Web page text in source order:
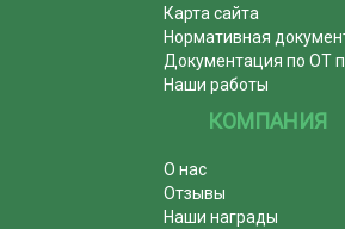
Карта сайта
Нормативная
Документация по ОТ
Наши работы
КОМПАНИЯ
О нас
Отзывы
Наши награды